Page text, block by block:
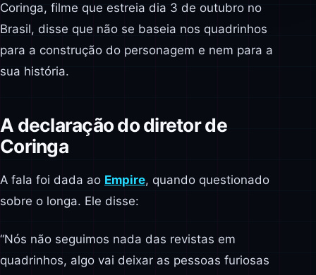
Coringa, filme que estreia dia 3 de outubro no
Brasil, disse que não se baseia nos quadrinhos
para a construção do personagem e nem para a
sua história.
A declaração do diretor de
Coringa
A fala foi dada ao Empire, quando questionado
sobre o longa. Ele disse:
“Nós não seguimos nada das revistas em
quadrinhos, algo vai deixar as pessoas furiosas